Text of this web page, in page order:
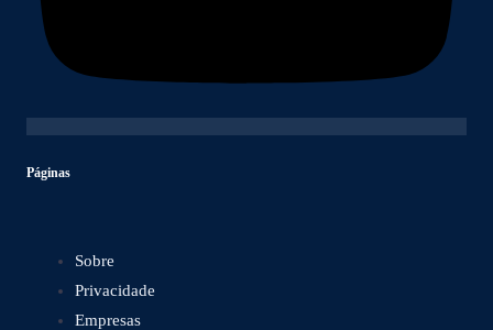
Páginas
Sobre
Privacidade
Empresas